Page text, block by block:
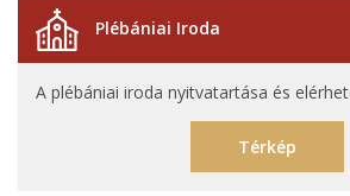
Plébániai Iroda
A plébániai iroda nyitvatartása és
Térkép